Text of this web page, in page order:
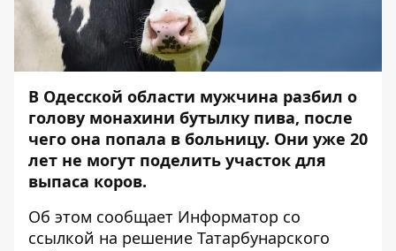
В Одесской области мужчина разбил о
голову монахини бутылку пива, после
чего она попала в больницу. Они уже 20
лет не могут поделить участок для
выпаса коров.
Об этом сообщает Информатор со
ссылкой на решение Татарбунарского